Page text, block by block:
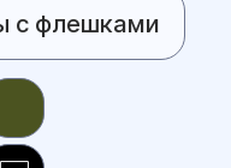
с флешками